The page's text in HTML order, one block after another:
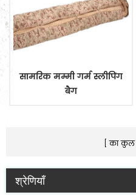
सामरिक मम्मी गर्म स्लीपिंग
बैग
का कुल
श्रेणियाँ